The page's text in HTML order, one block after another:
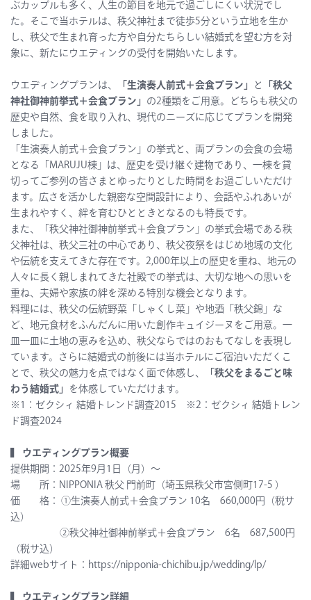
ぶカップルも多く、人生の節目を地元で過ごしにくい状況でし
た。そこで当ホテルは、秩父神社まで徒歩5分という立地を生か
し、秩父で生まれ育った方や自分たちらしい結婚式を望む方を対
象に、新たにウエディングの受付を開始いたします。
ウエディングプランは、 「生演奏人前式＋会食プラン」 と
「秩父
神社御神前挙式＋会食プラン」 の2種類をご用意。どちらも秩父の
歴史や自然、食を取り入れ、現代のニーズに応じてプランを開発
しました。
「生演奏人前式＋会食プラン」の挙式と、両プランの会食の会場
となる「MARUJU棟」は、歴史を受け継ぐ建物であり、一棟を貸
切ってご参列の皆さまとゆったりとした時間をお過ごしいただけ
ます。広さを活かした親密な空間設計により、会話やふれあいが
生まれやすく、絆を育むひとときとなるのも特長です。
また、「秩父神社御神前挙式＋会食プラン」の挙式会場である秩
父神社は、秩父三社の中心であり、秩父夜祭をはじめ地域の文化
や伝統を支えてきた存在です。2,000年以上の歴史を重ね、地元の
人々に長く親しまれてきた社殿での挙式は、大切な地への思いを
重ね、夫婦や家族の絆を深める特別な機会となります。
料理には、秩父の伝統野菜「しゃくし菜」や地酒「秩父錦」な
ど、地元食材をふんだんに用いた創作キュイジーヌをご用意。一
皿一皿に土地の恵みを込め、秩父ならではのおもてなしを表現し
ています。さらに結婚式の前後には当ホテルにご宿泊いただくこ
とで、秩父の魅力を点ではなく面で体感し、
「秩父をまるごと味
わう結婚式」
を体感していただけます。
※1：ゼクシィ 結婚トレンド調査2015 ※2：ゼクシィ 結婚トレン
ド調査2024
ウエディングプラン概要
提供期間：2025年9月1日（月）～
場 所：NIPPONIA 秩父 門前町（埼玉県秩父市宮側町17-5 ）
価 格： ①生演奏人前式＋会食プラン 10名 660,000円（税サ
込）
②秩父神社御神前挙式＋会食プラン 6名 687,500円
（税サ込）
詳細webサイト： https://nipponia-chichibu.jp/wedding/lp/
ウエディングプラン詳細